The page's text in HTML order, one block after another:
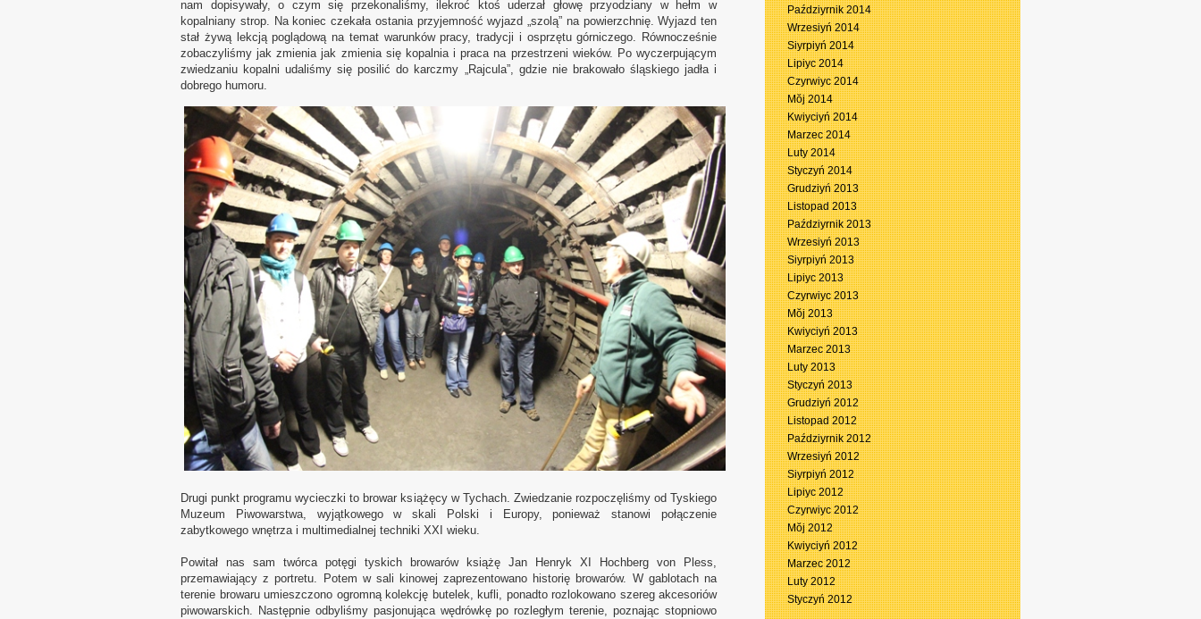
nam dopisywały, o czym się przekonaliśmy, ilekroć ktoś uderzał głowę przyodziany w hełm w
kopalniany strop. Na koniec czekała ostania przyjemność wyjazd „szolą” na powierzchnię. Wyjazd ten
stał żywą lekcją poglądową na temat warunków pracy, tradycji i osprzętu górniczego. Równocześnie
zobaczyliśmy jak zmienia jak zmienia się kopalnia i praca na przestrzeni wieków. Po wyczerpującym
zwiedzaniu kopalni udaliśmy się posilić do karczmy „Rajcula”, gdzie nie brakowało śląskiego jadła i
dobrego humoru.
Drugi punkt programu wycieczki to browar książęcy w Tychach. Zwiedzanie rozpoczęliśmy od Tyskiego
Muzeum Piwowarstwa, wyjątkowego w skali Polski i Europy, ponieważ stanowi połączenie
zabytkowego wnętrza i multimedialnej techniki XXI wieku.
Powitał nas sam twórca potęgi tyskich browarów książę Jan Henryk XI Hochberg von Pless,
przemawiający z portretu. Potem w sali kinowej zaprezentowano historię browarów. W gablotach na
terenie browaru umieszczono ogromną kolekcję butelek, kufli, ponadto rozlokowano szereg akcesoriów
piwowarskich. Następnie odbyliśmy pasjonująca wędrówkę po rozległym terenie, poznając stopniowo
Paździyrnik 2014
Wrzesiyń 2014
Siyrpiyń 2014
Lipiyc 2014
Czyrwiyc 2014
Mŏj 2014
Kwiyciyń 2014
Marzec 2014
Luty 2014
Styczyń 2014
Grudziyń 2013
Listopad 2013
Paździyrnik 2013
Wrzesiyń 2013
Siyrpiyń 2013
Lipiyc 2013
Czyrwiyc 2013
Mŏj 2013
Kwiyciyń 2013
Marzec 2013
Luty 2013
Styczyń 2013
Grudziyń 2012
Listopad 2012
Paździyrnik 2012
Wrzesiyń 2012
Siyrpiyń 2012
Lipiyc 2012
Czyrwiyc 2012
Mŏj 2012
Kwiyciyń 2012
Marzec 2012
Luty 2012
Styczyń 2012